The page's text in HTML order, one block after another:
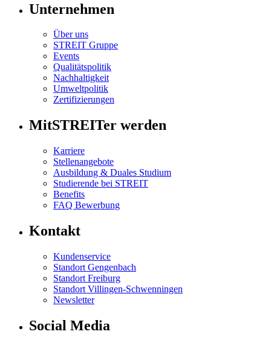
Unternehmen
Über uns
STREIT Gruppe
Events
Qualitätspolitik
Nachhaltigkeit
Umweltpolitik
Zertifizierungen
MitSTREITer werden
Karriere
Stellenangebote
Ausbildung & Duales Studium
Studierende bei STREIT
Benefits
FAQ Bewerbung
Kontakt
Kundenservice
Standort Gengenbach
Standort Freiburg
Standort Villingen-Schwenningen
Newsletter
Social Media